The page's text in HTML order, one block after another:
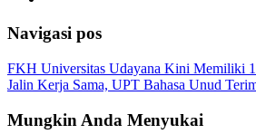
Navigasi pos
FKH Universitas Udayana Kini Memiliki
Jalin Kerja Sama, UPT Bahasa Unud
Mungkin Anda Menyukai